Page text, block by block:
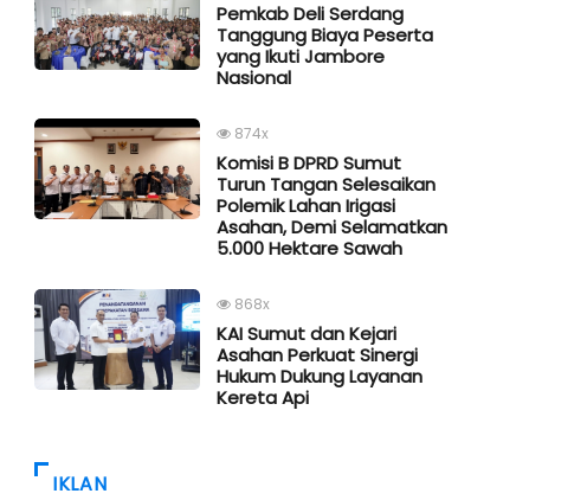
Pemkab Deli Serdang
Tanggung Biaya Peserta
yang Ikuti Jambore
Nasional
874x
Komisi B DPRD Sumut
Turun Tangan Selesaikan
Polemik Lahan Irigasi
Asahan, Demi Selamatkan
5.000 Hektare Sawah
868x
KAI Sumut dan Kejari
Asahan Perkuat Sinergi
Hukum Dukung Layanan
Kereta Api
IKLAN